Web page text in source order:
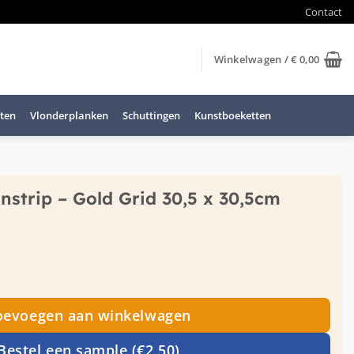
Contact
Winkelwagen /€ 0,00
Vlonderplanken Schuttingen Kunstboeketten
– Gold Grid 30,5 x 30,5cm
Grid 30,5 x 30,5cm aantal
aan winkelwagen
een sample (€2,50)